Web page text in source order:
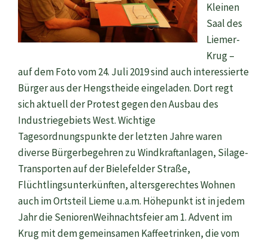
Kleinen
Saal des
Liemer-
Krug –
auf dem Foto vom 24. Juli 2019 sind auch interessierte
Bürger aus der Hengstheide eingeladen. Dort regt
sich aktuell der Protest gegen den Ausbau des
Industriegebiets West. Wichtige
Tagesordnungspunkte der letzten Jahre waren
diverse Bürgerbegehren zu Windkraftanlagen, Silage-
Transporten auf der Bielefelder Straße,
Flüchtlingsunterkünften, altersgerechtes Wohnen
auch im Ortsteil Lieme u.a.m. Höhepunkt ist in jedem
Jahr die SeniorenWeihnachtsfeier am 1. Advent im
Krug mit dem gemeinsamen Kaffeetrinken, die vom